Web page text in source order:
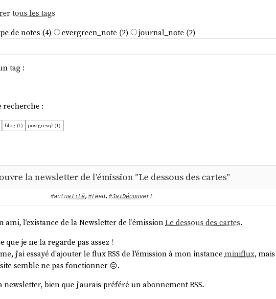
tous les tags
de notes (4) evergreen_note (2) journal_note (2)
tag :
recherche :
blog (1) postgresql (1)
la newsletter de l'émission "Le dessous des cartes"
#actualité, #feed, #JaiDécouvert
ami, l'existance de la Newsletter de l'émissionLe dessous des cartes.
que je ne la regarde pas assez !
j'ai essayé d'ajouter le flux RSS de l'émission à mon instance miniflux, mais
semble ne pas fonctionner 😔.
bien que j'aurais préféré un abonnement RSS.